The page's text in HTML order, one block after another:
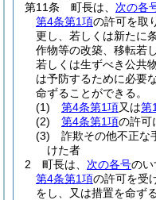
第11条
町長は、 次の各
第4条第1項の許可を取
更し、若しくは新たに
作物等の改築、移転若
若しくは生ずべき公共
は予防するために必要
命ずることができる。
(1)
第4条第1項又は第
(2)
第4条第1項の許可
(3)
詐欺その他不正な
けた者
2
町長は、 次の各号のい
第4条第1項の許可を受
をし、又は措置を命ず